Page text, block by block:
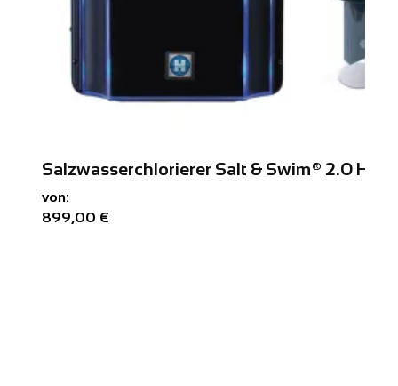
Salzwasserchlorierer Salt & Swim® 2.0
von:
899,00 €